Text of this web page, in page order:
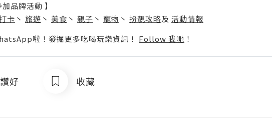
品牌活動 】
卡 丶 旅遊 丶 美食 丶 親子 丶 寵物 丶 扮靚攻略及 活動情報
啦！發掘更多吃喝玩樂資訊！ Follow 我哋 ！
好 收藏